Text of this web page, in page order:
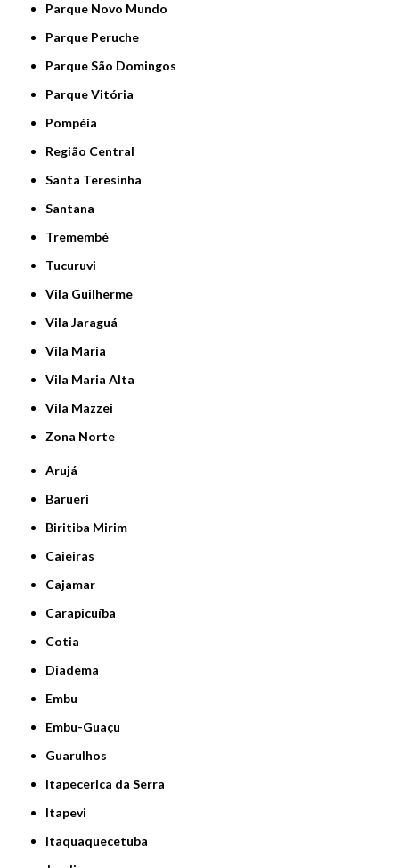
Parque Novo Mundo
Parque Peruche
Parque São Domingos
Parque Vitória
Pompéia
Região Central
Santa Teresinha
Santana
Tremembé
Tucuruvi
Vila Guilherme
Vila Jaraguá
Vila Maria
Vila Maria Alta
Vila Mazzei
Zona Norte
Arujá
Barueri
Biritiba Mirim
Caieiras
Cajamar
Carapicuíba
Cotia
Diadema
Embu
Embu-Guaçu
Guarulhos
Itapecerica da Serra
Itapevi
Itaquaquecetuba